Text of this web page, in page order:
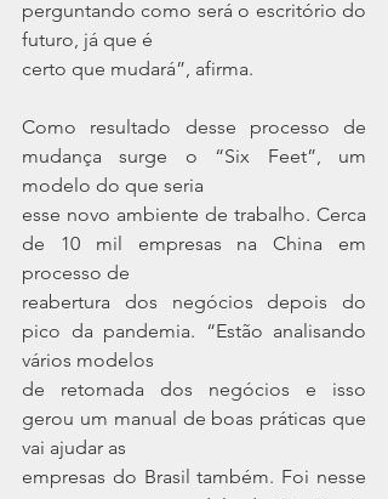
perguntando como será o escritório do
futuro, já que é
certo que mudará”, afirma.
Como resultado desse processo de
mudança surge o “Six Feet”, um
modelo do que seria
esse novo ambiente de trabalho. Cerca
de 10 mil empresas na China em
processo de
reabertura dos negócios depois do
pico da pandemia. “Estão analisando
vários modelos
de retomada dos negócios e isso
gerou um manual de boas práticas que
vai ajudar as
empresas do Brasil também. Foi nesse